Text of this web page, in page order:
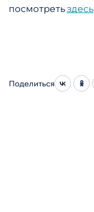
посмотретьздесь
Поделиться